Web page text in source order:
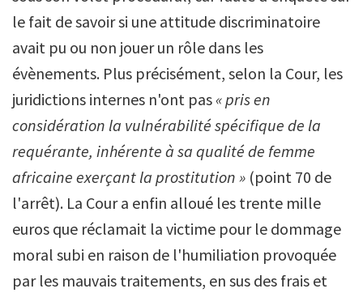
le fait de savoir si une attitude discriminatoire
avait pu ou non jouer un rôle dans les
évènements. Plus précisément, selon la Cour, les
juridictions internes n'ont pas « pris en
considération la vulnérabilité spécifique de la
requérante, inhérente à sa qualité de femme
africaine exerçant la prostitution » (point 70 de
l'arrêt). La Cour a enfin alloué les trente mille
euros que réclamait la victime pour le dommage
moral subi en raison de l'humiliation provoquée
par les mauvais traitements, en sus des frais et